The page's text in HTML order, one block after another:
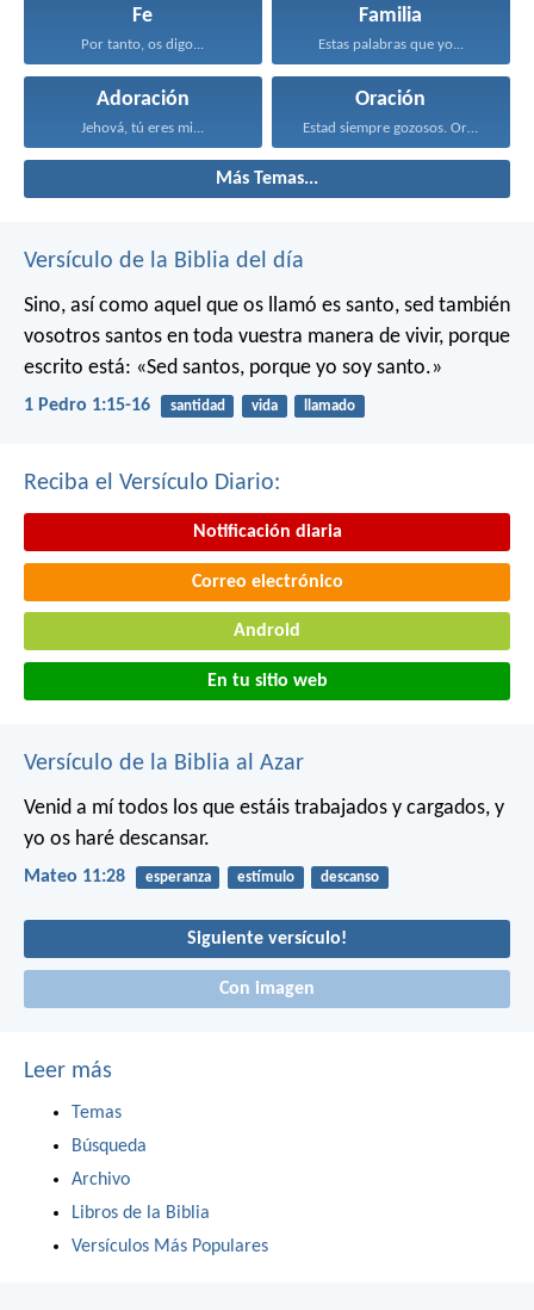
Fe
Por tanto, os digo...
Familia
Estas palabras que yo...
Adoración
Jehová, tú eres mi...
Oración
Estad siempre gozosos. Orad...
Más Temas...
Versículo de la Biblia del día
Sino, así como aquel que os llamó es santo, sed también
vosotros santos en toda vuestra manera de vivir, porque
escrito está: «Sed santos, porque yo soy santo.»
1 Pedro 1:15-16 santidad vida llamado
Reciba el Versículo Diario:
Notificación diaria
Correo electrónico
Android
En tu sitio web
Versículo de la Biblia al Azar
Venid a mí todos los que estáis trabajados y cargados, y
yo os haré descansar.
Mateo 11:28 esperanza estímulo descanso
Siguiente versículo!
Con imagen
Leer más
Temas
Búsqueda
Archivo
Libros de la Biblia
Versículos Más Populares